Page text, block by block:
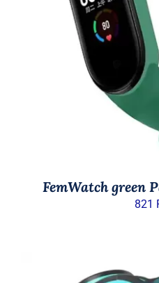
DODAJ U
DETAILS
FemWatch green
821